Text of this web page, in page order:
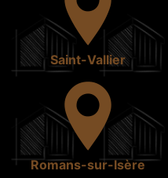
Saint-Vallier
Romans-sur-Isère